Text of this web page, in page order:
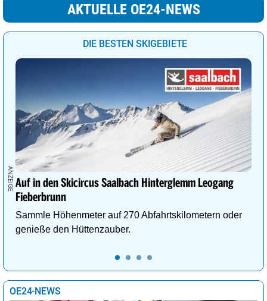
AKTUELLE OE24-NEWS
DIE BESTEN SKIGEBIETE
Auf in den Skicircus Saalbach Hinterglemm Leogang
Fieberbrunn
Sammle Höhenmeter auf 270 Abfahrtskilometern oder
genieße den Hüttenzauber.
OE24-NEWS